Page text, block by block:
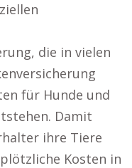
die in vielen
für Hunde und
Damit
ihre Tiere
Kosten in